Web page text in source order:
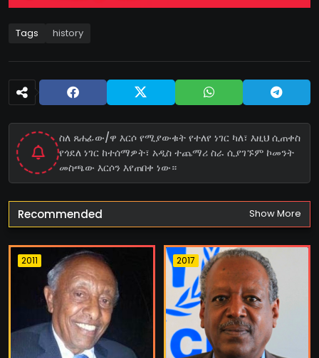
Tags history
ስለ ጸሐፊው/ዋ እርሶ የሚያውቁት የተለየ ነገር ካለ፣ እዚህ ሲጠቀስ
የጎደለ ነገር ከተሰማዎት፣ አዲስ ተጨማሪ ስራ ሲያገኙም ኮመንት
መስጫው እርሶን እየጠበቀ ነው።
Recommended Show More
2011 2017